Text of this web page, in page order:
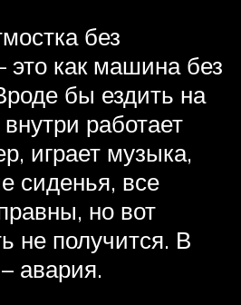
без
это как машина без
бы ездить на
работает
играет музыка,
сиденья, все
но вот
не получится. В
авария.